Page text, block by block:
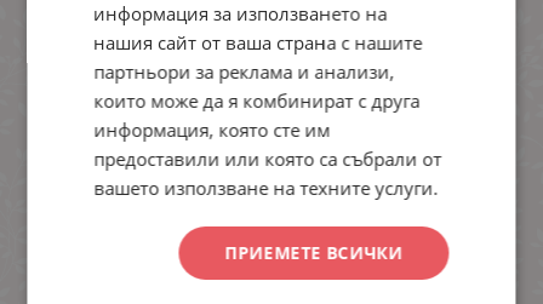
информация за използването на
нашия сайт от ваша страна с нашите
партньори за реклама и анализи,
които може да я комбинират с друга
информация, която сте им
предоставили или която са събрали от
вашето използване на техните услуги.
ПРИЕМЕТЕ ВСИЧКИ